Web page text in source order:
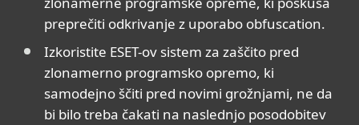
preprečiti odkrivanje z uporabo obfuscation.
Izkoristite ESET-ov sistem za zaščito pred
zlonamerno programsko opremo, ki
samodejno ščiti pred novimi grožnjami, ne da
bi bilo treba čakati na naslednjo posodobitev